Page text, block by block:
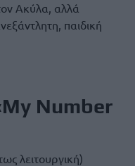
Ακύλα, αλλά
παιδική
Number
λειτουργική)